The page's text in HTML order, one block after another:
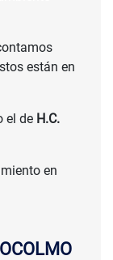
están en
el de H.C.
en